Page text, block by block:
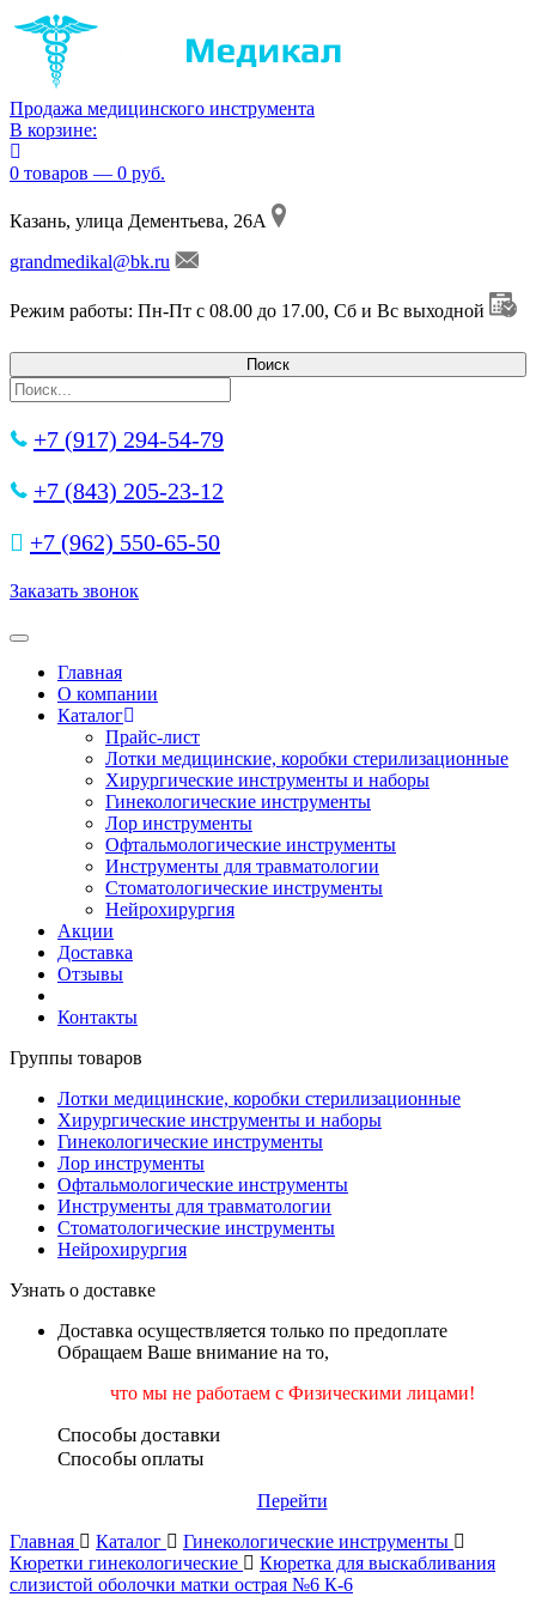
Продажа медицинского инструмента
В корзине:
0 товаров — 0 руб.
Казань, улица Дементьева, 26А
grandmedikal@bk.ru
Режим работы: Пн-Пт с 08.00 до 17.00, Сб и Вс выходной
+7 (917) 294-54-79
+7 (843) 205-23-12
+7 (962) 550‑65‑50‬
Заказать звонок
Toggle navigation
Главная
О компании
Каталог
Прайс-лист
Лотки медицинские, коробки стерилизационные
Хирургические инструменты и наборы
Гинекологические инструменты
Лор инструменты
Офтальмологические инструменты
Инструменты для травматологии
Стоматологические инструменты
Нейрохирургия
Акции
Доставка
Отзывы
Контакты
Группы товаров
Лотки медицинские, коробки стерилизационные
Хирургические инструменты и наборы
Гинекологические инструменты
Лор инструменты
Офтальмологические инструменты
Инструменты для травматологии
Стоматологические инструменты
Нейрохирургия
Узнать о доставке
Доставка осуществляется только по предоплате
Обращаем Ваше внимание на то,
что мы не работаем с Физическими лицами!
Способы доставки
Способы оплаты
Перейти
Главная
Каталог
Гинекологические инструменты
Кюретки гинекологические
Кюретка для выскабливания
слизистой оболочки матки острая №6 К-6